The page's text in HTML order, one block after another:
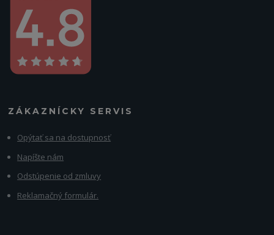
ZÁKAZNÍCKY SERVIS
Opýtať sa na dostupnosť
Napíšte nám
Odstúpenie od zmluvy
Reklamačný formulár.